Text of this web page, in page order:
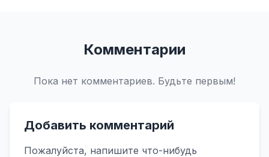
Комментарии
Пока нет комментариев. Будьте первым!
Добавить комментарий
Пожалуйста, напишите что-нибудь